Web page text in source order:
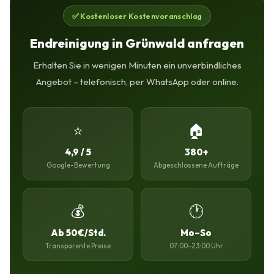
✅ Kostenloser Kostenvoranschlag
Endreinigung in Grünwald anfragen
Erhalten Sie in wenigen Minuten ein unverbindliches
Angebot – telefonisch, per WhatsApp oder online.
⭐
4,9 / 5
Google-Bewertung
🏠
380+
Abgeschlossene Aufträge
💰
Ab 50€/Std.
Transparente Preise
🕐
Mo–So
07:00–23:00 Uhr